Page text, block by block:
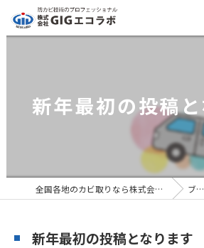
新年最初の投稿
全国各地のカビ取りなら株式会社GIGエコラボ ブログ
新年最初の投稿となります